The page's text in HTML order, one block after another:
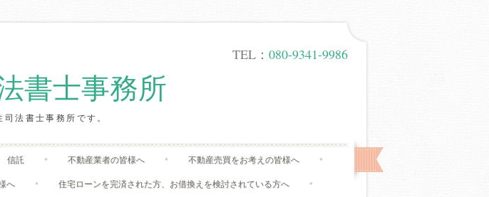
TEL： 080-9341-9986
書士事務所
法書士事務所です。
Skip
to
content
信託 不動産業者の皆様へ 不動産売買をお考えの皆様へ
へ 住宅ローンを完済された方、お借換えを検討されている方へ